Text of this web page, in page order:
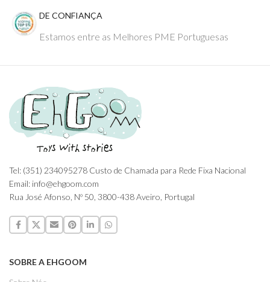
DE CONFIANÇA
Estamos entre as Melhores PME Portuguesas
Tel: (351) 234095278 Custo de Chamada para Rede Fixa Nacional
Email: info@ehgoom.com
Rua José Afonso, Nº 50, 3800-438 Aveiro, Portugal
SOBRE A EHGOOM